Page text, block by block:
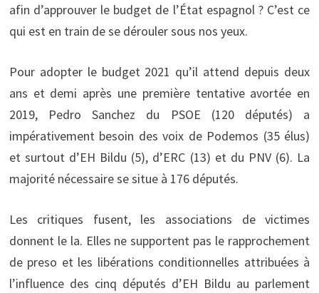
afin d’approuver le budget de l’État espagnol ? C’est ce
qui est en train de se dérouler sous nos yeux.
Pour adopter le budget 2021 qu’il attend depuis deux
ans et demi après une première tentative avortée en
2019, Pedro Sanchez du PSOE (120 députés) a
impérativement besoin des voix de Podemos (35 élus)
et surtout d’EH Bildu (5), d’ERC (13) et du PNV (6). La
majorité nécessaire se situe à 176 députés.
Les critiques fusent, les associations de victimes
donnent le la. Elles ne supportent pas le rapprochement
de preso et les libérations conditionnelles attribuées à
l’influence des cinq députés d’EH Bildu au parlement